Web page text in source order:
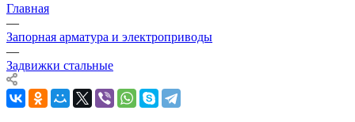
Главная
—
Запорная арматура и электроприводы
—
Задвижки стальные